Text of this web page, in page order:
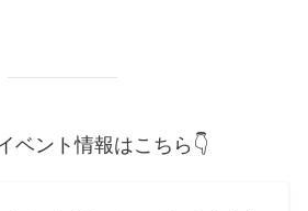
ベント情報はこちら👇